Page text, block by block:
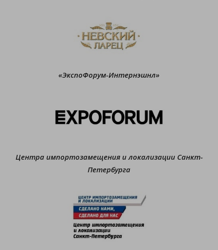
«ЭкспоФорум-Интернэшнл»
Центра импортозамещения и локализации Санкт-
Петербурга